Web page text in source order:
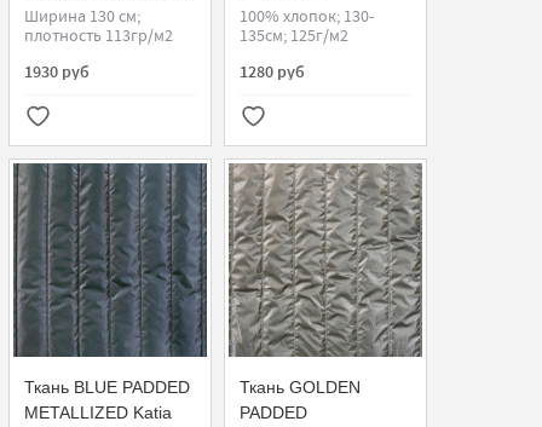
Ширина 130 см;
плотность 113гр/м2
1930 руб
100% хлопок; 130-
135см; 125г/м2
1280 руб
Ткань BLUE PADDED
METALLIZED Katia
Ткань GOLDEN
PADDED